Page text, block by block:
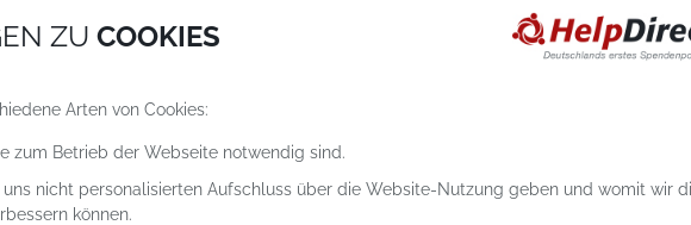
Spenden an
HILFSPROJEKTE
ZU COOKIES
Arten von Cookies:
zum Betrieb der Webseite notwendig sind.
uns nicht personalisierten Aufschluss über die Website-Nutzung geben und womit wir
können.